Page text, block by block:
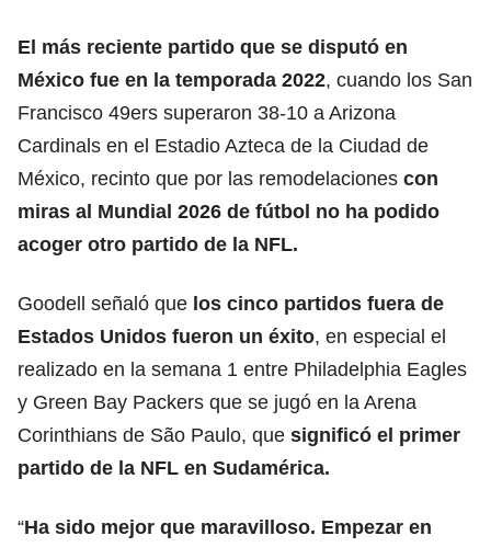
El más reciente partido que se disputó en
México fue en la temporada 2022, cuando los San
Francisco 49ers superaron 38-10 a Arizona
Cardinals en el Estadio Azteca de la Ciudad de
México, recinto que por las remodelaciones con
miras al Mundial 2026 de fútbol no ha podido
acoger otro partido de la NFL.
Goodell señaló que los cinco partidos fuera de
Estados Unidos fueron un éxito, en especial el
realizado en la semana 1 entre Philadelphia Eagles
y Green Bay Packers que se jugó en la Arena
Corinthians de São Paulo, que significó el primer
partido de la NFL en Sudamérica.
“Ha sido mejor que maravilloso. Empezar en